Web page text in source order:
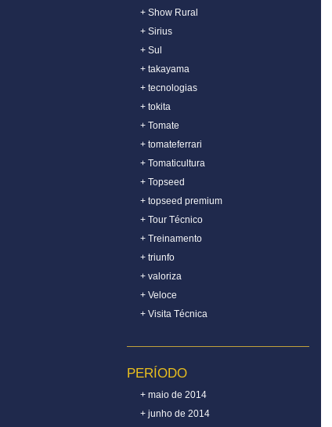
+ Show Rural
+ Sirius
+ Sul
+ takayama
+ tecnologias
+ tokita
+ Tomate
+ tomateferrari
+ Tomaticultura
+ Topseed
+ topseed premium
+ Tour Técnico
+ Treinamento
+ triunfo
+ valoriza
+ Veloce
+ Visita Técnica
PERÍODO
+ maio de 2014
+ junho de 2014